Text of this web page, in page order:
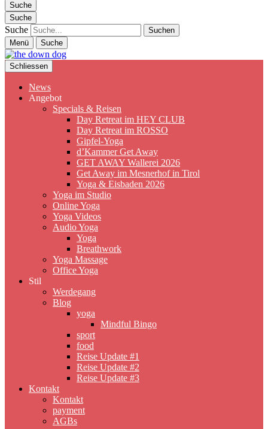
Suche
Suche
Suche
Menü Suche
Schliessen
News
Angebot
Specials & Reisen
Day Retreat im HEY CLUB
Day Retreat im ROSSO
Gipfel-Yoga
d’Kammer Get Away
GET AWAY Wallerei 2026
Get Away im Mesnerhof in Tirol
Yoga & Eisbaden 2026
Yoga im Studio
Online Yoga
Yoga Videos
Audio Yoga
Yoga
Breathwork
Yoga Massage
Office Yoga
Stil
Werdegang
Blog
yoga
Mindful Bingo
sport
food
Reise Update #1
Reise Update #2
Reise Update #3
Kontakt
Kontakt
payment
AGBs